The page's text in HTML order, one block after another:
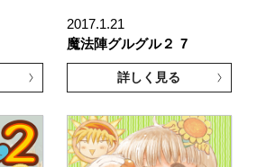
2017.1.21
魔法陣グルグル２ 7
詳しく見る